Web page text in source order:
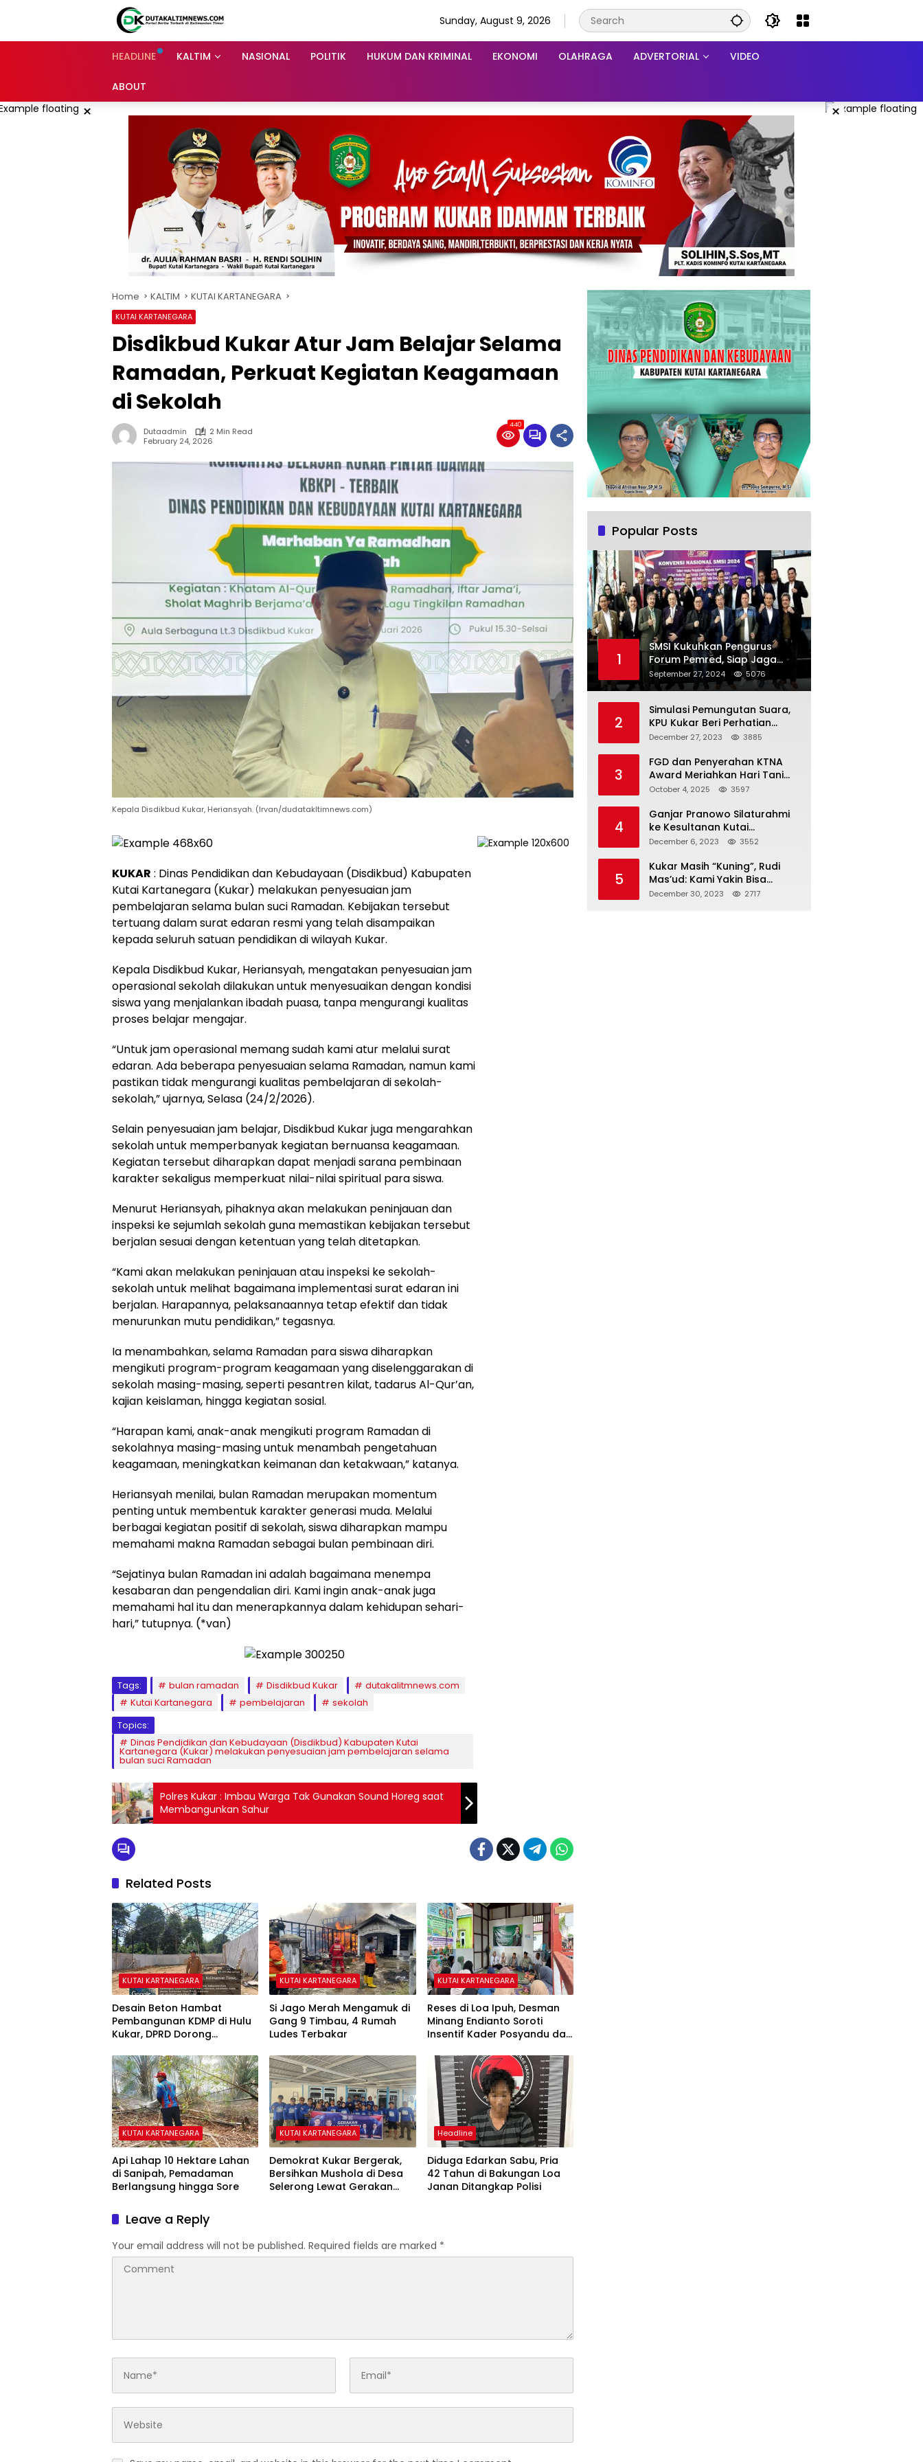
Sunday, August 9, 2026
HEADLINE KALTIM NASIONAL POLITIK HUKUM DAN KRIMINAL EKONOMI OLAHRAGA ADVERTORIAL VIDEO
ABOUT
× ×
Home KALTIM KUTAI KARTANEGARA
KUTAI KARTANEGARA
Disdikbud Kukar Atur Jam Belajar Selama
Ramadan, Perkuat Kegiatan Keagamaan
di Sekolah
Dutaadmin
2 Min Read
February 24, 2026
440
Kepala Disdikbud Kukar, Heriansyah. (Irvan/dudatakltimnews.com)
KUKAR : Dinas Pendidikan dan Kebudayaan (Disdikbud) Kabupaten
Kutai Kartanegara (Kukar) melakukan penyesuaian jam
pembelajaran selama bulan suci Ramadan. Kebijakan tersebut
tertuang dalam surat edaran resmi yang telah disampaikan
kepada seluruh satuan pendidikan di wilayah Kukar.
Kepala Disdikbud Kukar, Heriansyah, mengatakan penyesuaian jam
operasional sekolah dilakukan untuk menyesuaikan dengan kondisi
siswa yang menjalankan ibadah puasa, tanpa mengurangi kualitas
proses belajar mengajar.
“Untuk jam operasional memang sudah kami atur melalui surat
edaran. Ada beberapa penyesuaian selama Ramadan, namun kami
pastikan tidak mengurangi kualitas pembelajaran di sekolah-
sekolah,” ujarnya, Selasa (24/2/2026).
Selain penyesuaian jam belajar, Disdikbud Kukar juga mengarahkan
sekolah untuk memperbanyak kegiatan bernuansa keagamaan.
Kegiatan tersebut diharapkan dapat menjadi sarana pembinaan
karakter sekaligus memperkuat nilai-nilai spiritual para siswa.
Menurut Heriansyah, pihaknya akan melakukan peninjauan dan
inspeksi ke sejumlah sekolah guna memastikan kebijakan tersebut
berjalan sesuai dengan ketentuan yang telah ditetapkan.
“Kami akan melakukan peninjauan atau inspeksi ke sekolah-
sekolah untuk melihat bagaimana implementasi surat edaran ini
berjalan. Harapannya, pelaksanaannya tetap efektif dan tidak
menurunkan mutu pendidikan,” tegasnya.
Ia menambahkan, selama Ramadan para siswa diharapkan
mengikuti program-program keagamaan yang diselenggarakan di
sekolah masing-masing, seperti pesantren kilat, tadarus Al-Qur’an,
kajian keislaman, hingga kegiatan sosial.
“Harapan kami, anak-anak mengikuti program Ramadan di
sekolahnya masing-masing untuk menambah pengetahuan
keagamaan, meningkatkan keimanan dan ketakwaan,” katanya.
Heriansyah menilai, bulan Ramadan merupakan momentum
penting untuk membentuk karakter generasi muda. Melalui
berbagai kegiatan positif di sekolah, siswa diharapkan mampu
memahami makna Ramadan sebagai bulan pembinaan diri.
“Sejatinya bulan Ramadan ini adalah bagaimana menempa
kesabaran dan pengendalian diri. Kami ingin anak-anak juga
memahami hal itu dan menerapkannya dalam kehidupan sehari-
hari,” tutupnya. (*van)
Tags: bulan ramadan Disdikbud Kukar
dutakalitmnews.com
Kutai Kartanegara
pembelajaran
sekolah
Topics:
Dinas Pendidikan dan Kebudayaan (Disdikbud) Kabupaten Kutai
Kartanegara (Kukar) melakukan penyesuaian jam pembelajaran selama
bulan suci Ramadan
Polres Kukar : Imbau Warga Tak Gunakan Sound Horeg saat
Membangunkan Sahur
Related Posts
KUTAI KARTANEGARA
Desain Beton Hambat
Pembangunan KDMP di Hulu
Kukar, DPRD Dorong
KUTAI KARTANEGARA
Si Jago Merah Mengamuk di
Gang 9 Timbau, 4 Rumah
Ludes Terbakar
KUTAI KARTANEGARA
Reses di Loa Ipuh, Desman
Minang Endianto Soroti
Insentif Kader Posyandu dan
KUTAI KARTANEGARA
Api Lahap 10 Hektare Lahan
di Sanipah, Pemadaman
Berlangsung hingga Sore
KUTAI KARTANEGARA
Demokrat Kukar Bergerak,
Bersihkan Mushola di Desa
Selerong Lewat Gerakan
Headline
Diduga Edarkan Sabu, Pria
42 Tahun di Bakungan Loa
Janan Ditangkap Polisi
Leave a Reply
Your email address will not be published. Required fields are marked *
Popular Posts
1
SMSI Kukuhkan Pengurus
Forum Pemred, Siap Jaga
Kualitas Media Daring di
Indonesia
September 27, 2024 5076
2
Simulasi Pemungutan Suara,
KPU Kukar Beri Perhatian
Penyandang Disabilitas
December 27, 2023 3885
3
FGD dan Penyerahan KTNA
Award Meriahkan Hari Tani
Nasional di Kukar
October 4, 2025 3597
4
Ganjar Pranowo Silaturahmi
ke Kesultanan Kutai
Kartanegara
December 6, 2023 3552
5
Kukar Masih “Kuning”, Rudi
Mas’ud: Kami Yakin Bisa
Menang di Pemilu 2024
December 30, 2023 2717